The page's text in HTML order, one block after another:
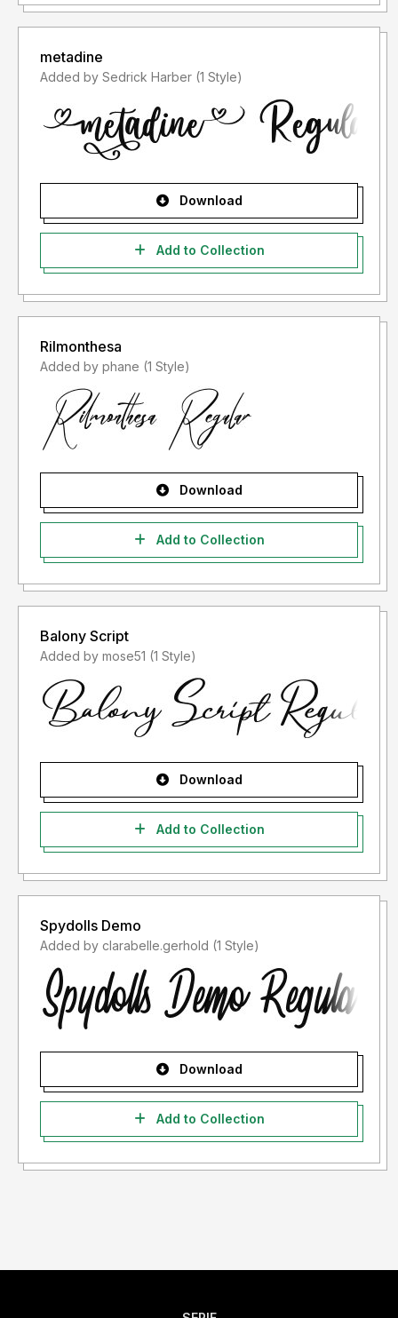
metadine
Added by Sedrick Harber (1 Style)
Download
Add to Collection
Rilmonthesa
Added by phane (1 Style)
Download
Add to Collection
Balony Script
Added by mose51 (1 Style)
Download
Add to Collection
Spydolls Demo
Added by clarabelle.gerhold (1 Style)
Download
Add to Collection